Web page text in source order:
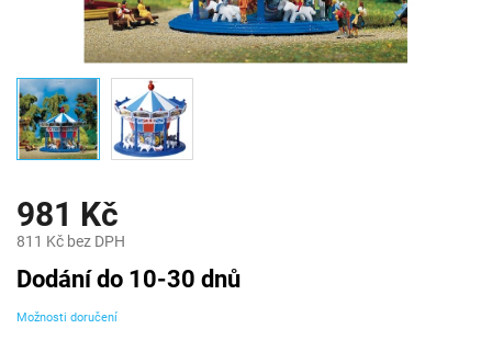
981 Kč
811 Kč bez DPH
Měrná
cena:
Dodání do 10-30 dnů
Možnosti doručení